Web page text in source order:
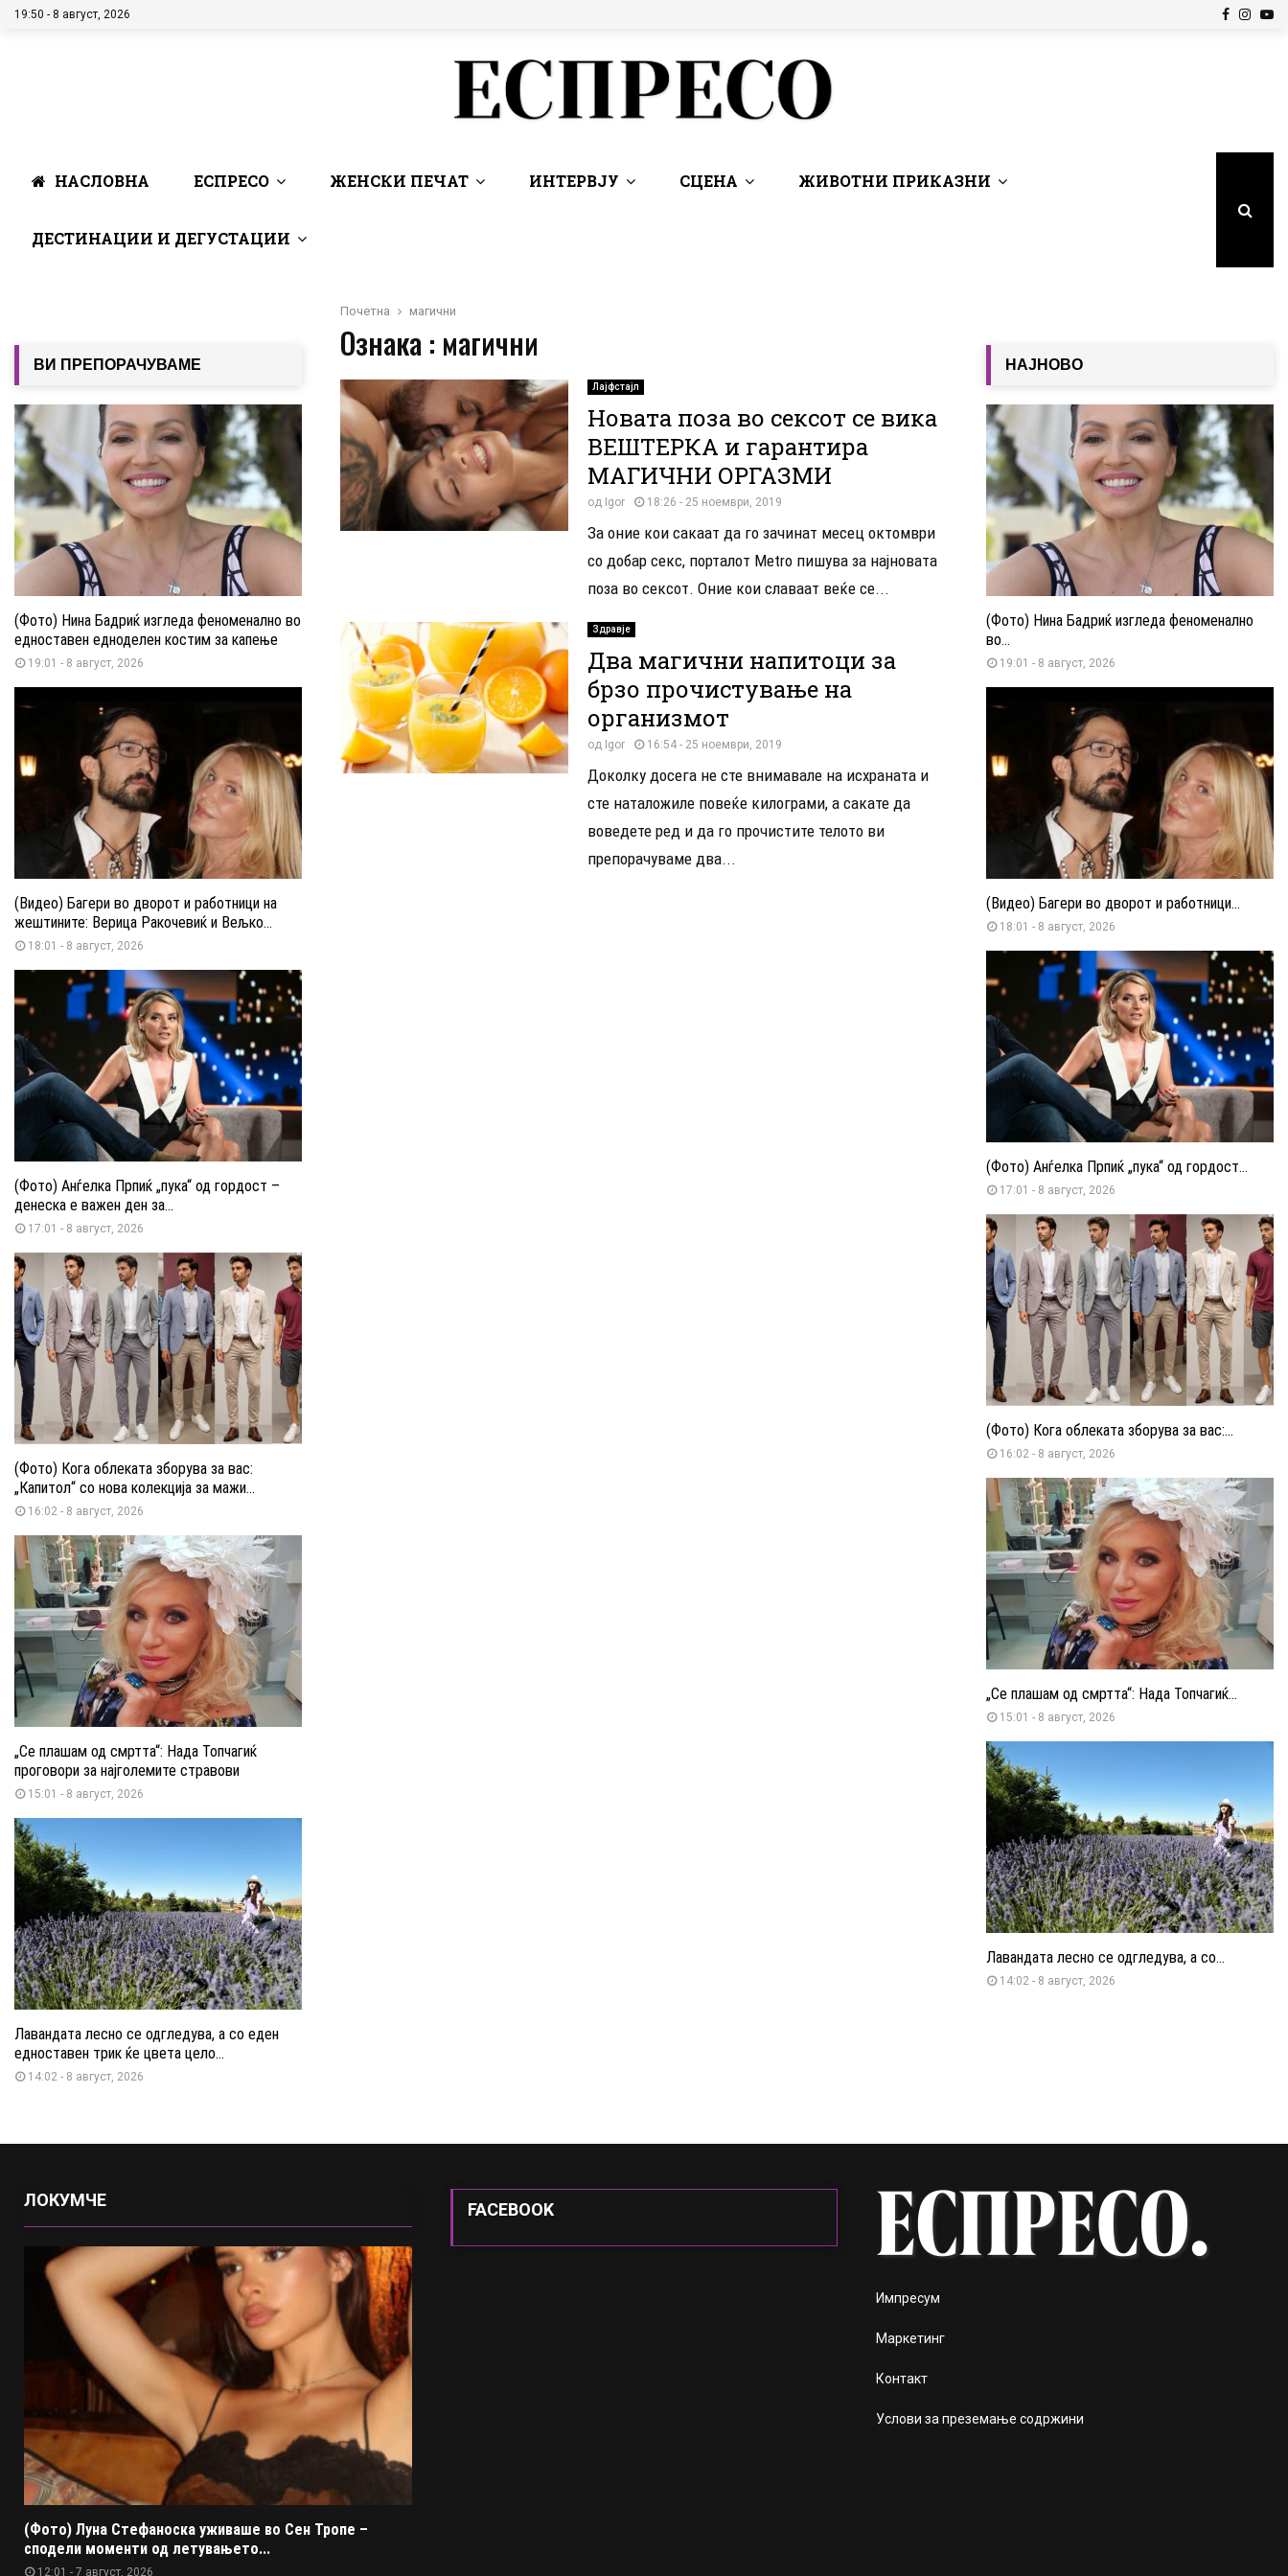
19:50 - 8 август, 2026 Facebook
НАСЛОВНА ЕСПРЕСО ЖЕНСКИ ПЕЧАТ ИНТЕРВЈУ СЦЕНА ЖИВОТНИ ПРИКАЗНИ
ДЕСТИНАЦИИ И ДЕГУСТАЦИИ
Почетна магични
Ознака : магични
Лајфстајл
Новата поза во сексот се вика
ВЕШТЕРКА и гарантира
МАГИЧНИ ОРГАЗМИ
од Igor 18:26 - 25 ноември, 2019
За оние кои сакаат да го зачинат месец октомври
со добар секс, порталот Metro пишува за најновата
поза во сексот. Оние кои славаат веќе се...
Здравје
Два магични напитоци за
брзо прочистување на
организмот
од Igor 16:54 - 25 ноември, 2019
Доколку досега не сте внимавале на исхраната и
сте наталожиле повеќе килограми, а сакате да
воведете ред и да го прочистите телото ви
препорачуваме два...
ВИ ПРЕПОРАЧУВАМЕ
(Фото) Нина Бадриќ изгледа феноменално во
едноставен едноделен костим за капење
19:01 - 8 август, 2026
(Видео) Багери во дворот и работници на
жештините: Верица Ракочевиќ и Вељко...
18:01 - 8 август, 2026
(Фото) Анѓелка Прпиќ „пука“ од гордост –
денеска е важен ден за...
17:01 - 8 август, 2026
(Фото) Кога облеката зборува за вас:
„Капитол“ со нова колекција за мажи...
16:02 - 8 август, 2026
„Се плашам од смртта“: Нада Топчагиќ
проговори за најголемите стравови
15:01 - 8 август, 2026
Лавандата лесно се одгледува, а со еден
едноставен трик ќе цвета цело...
14:02 - 8 август, 2026
НАЈНОВО
(Фото) Нина Бадриќ изгледа феноменално
во...
19:01 - 8 август, 2026
(Видео) Багери во дворот и работници...
18:01 - 8 август, 2026
(Фото) Анѓелка Прпиќ „пука“ од гордост...
17:01 - 8 август, 2026
(Фото) Кога облеката зборува за вас:...
16:02 - 8 август, 2026
„Се плашам од смртта“: Нада Топчагиќ...
15:01 - 8 август, 2026
Лавандата лесно се одгледува, а со...
14:02 - 8 август, 2026
ЛОКУМЧЕ
(Фото) Луна Стефаноска уживаше во Сен Тропе –
сподели моменти од летувањето...
12:01 - 7 август, 2026
FACEBOOK
Импресум
Маркетинг
Контакт
Услови за преземање содржини